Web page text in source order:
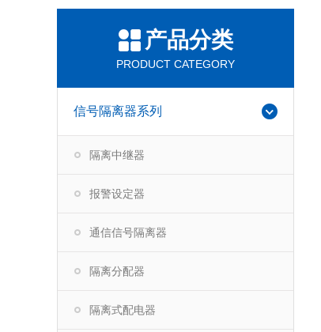
产品分类
PRODUCT CATEGORY
信号隔离器系列
隔离中继器
报警设定器
通信信号隔离器
隔离分配器
隔离式配电器